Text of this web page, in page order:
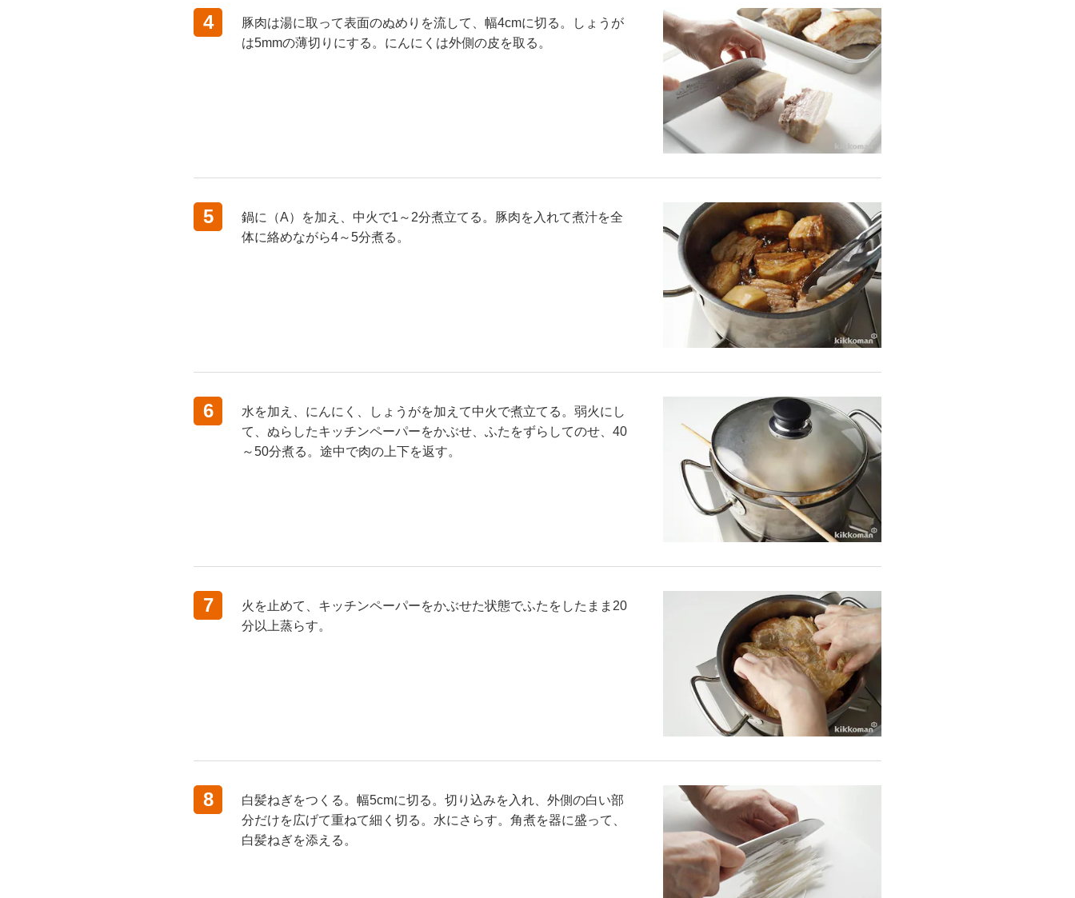
4
豚肉は湯に取って表面のぬめりを流して、幅4cmに切る。しょうが
は5mmの薄切りにする。にんにくは外側の皮を取る。
5
鍋に（A）を加え、中火で1～2分煮立てる。豚肉を入れて煮汁を全
体に絡めながら4～5分煮る。
6
水を加え、にんにく、しょうがを加えて中火で煮立てる。弱火にし
て、ぬらしたキッチンペーパーをかぶせ、ふたをずらしてのせ、40
～50分煮る。途中で肉の上下を返す。
7
火を止めて、キッチンペーパーをかぶせた状態でふたをしたまま20
分以上蒸らす。
8
白髪ねぎをつくる。幅5cmに切る。切り込みを入れ、外側の白い部
分だけを広げて重ねて細く切る。水にさらす。角煮を器に盛って、
白髪ねぎを添える。